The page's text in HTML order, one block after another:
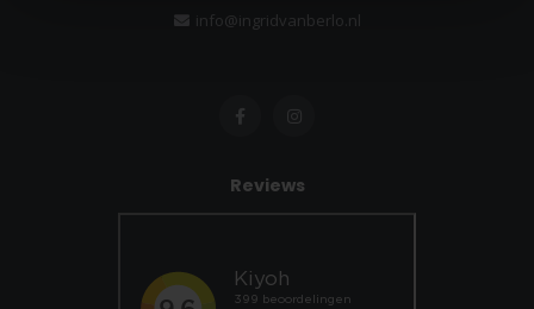
info@ingridvanberlo.nl
Reviews